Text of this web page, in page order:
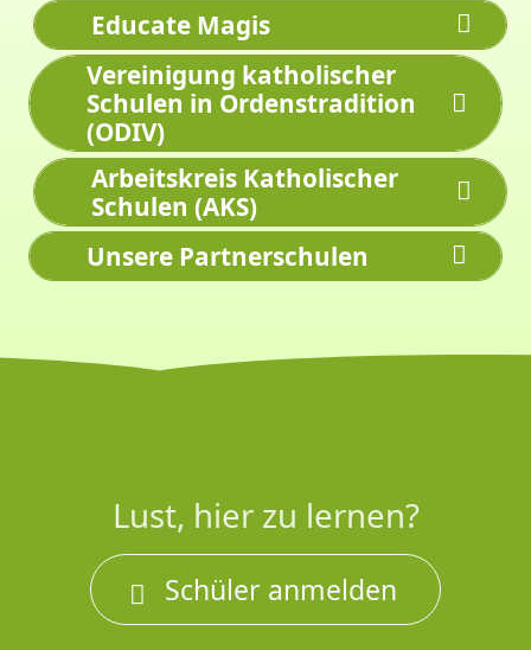
Educate Magis
Vereinigung katholischer
Schulen in Ordenstradition
(ODIV)
Arbeitskreis Katholischer
Schulen (AKS)
Unsere Partnerschulen
Lust, hier zu lernen?
Schüler anmelden